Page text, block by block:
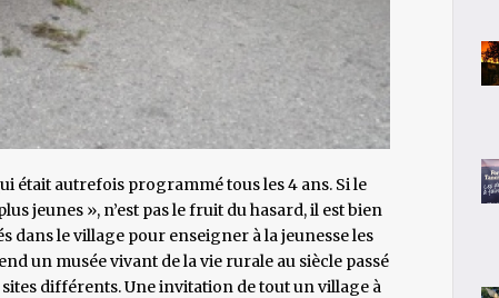
était autrefois programmé tous les 4 ans. Si le
jeunes », n’est pas le fruit du hasard, il est bien
le village pour enseigner à la jeunesse les
un musée vivant de la vie rurale au siècle passé
différents. Une invitation de tout un village à